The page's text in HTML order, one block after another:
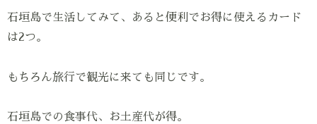
石垣島で生活してみて、あると便利でお得に使えるカード
は2つ。
もちろん旅行で観光に来ても同じです。
石垣島での食事代、お土産代が得。